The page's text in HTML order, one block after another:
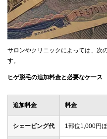
サロンやクリニックによっては、次
す。
ヒゲ脱毛の追加料金と必要なケース
追加料金 料金
シェービング代 1部位1,000円